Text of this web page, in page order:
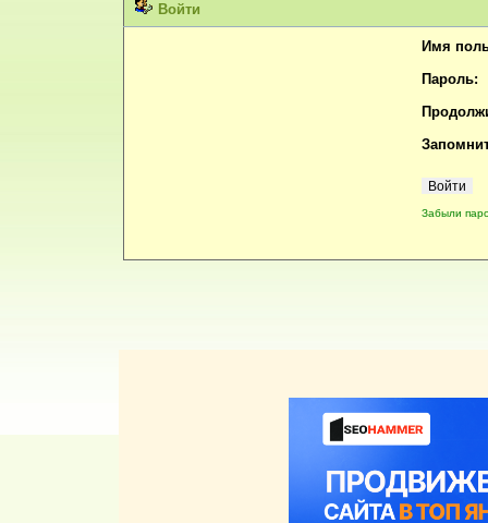
Войти
Имя
Пароль:
Забыли